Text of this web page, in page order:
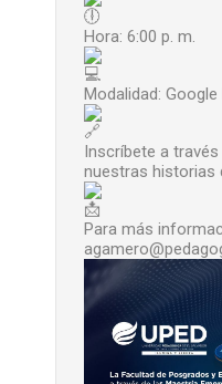
Hora: 6:00 p. m.
Modalidad:
Inscríbete a
nuestras historias
Para más